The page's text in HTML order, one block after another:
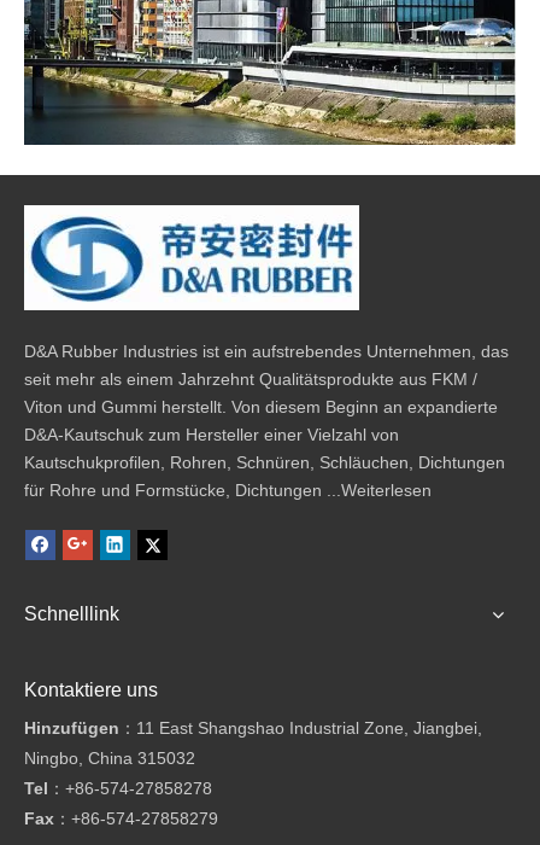
D&A Rubber Industries ist ein aufstrebendes Unternehmen, das
seit mehr als einem Jahrzehnt Qualitätsprodukte aus FKM /
Viton und Gummi herstellt. Von diesem Beginn an expandierte
D&A-Kautschuk zum Hersteller einer Vielzahl von
Kautschukprofilen, Rohren, Schnüren, Schläuchen, Dichtungen
für Rohre und Formstücke, Dichtungen ...Weiterlesen
Schnelllink
Kontaktiere uns
Hinzufügen ：11 East Shangshao Industrial Zone, Jiangbei,
Ningbo, China 315032
Tel ： +86-574-27858278
Fax ： +86-574-27858279